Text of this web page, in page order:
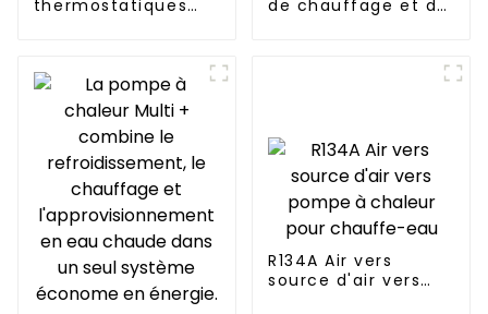
thermostatiques
aérothermique
de chauffage et de
R134A Air vers
source d'air vers